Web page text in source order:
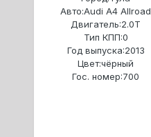
Авто:Audi A4 Allroad
Двигатель:2.0T
Тип КПП:0
Год выпуска:2013
Цвет:чёрный
Гос. номер:700